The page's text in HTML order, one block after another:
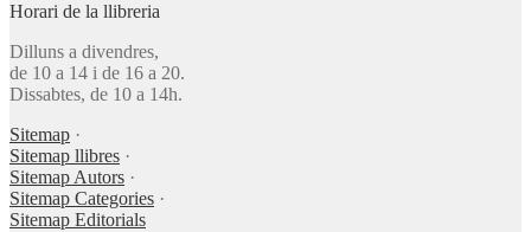
Horari de la llibreria
Dilluns a divendres,
de 10 a 14 i de 16 a 20.
Dissabtes, de 10 a 14h.
Sitemap ·
Sitemap llibres ·
Sitemap Autors ·
Sitemap Categories ·
Sitemap Editorials